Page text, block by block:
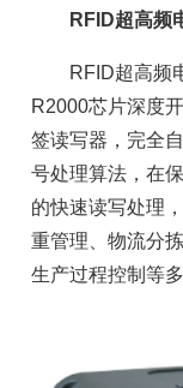
RFID超高频
RFID超高频电
R2000芯片深度
签读写器，完全
号处理算法，在
的快速读写处理
重管理、物流分
生产过程控制等